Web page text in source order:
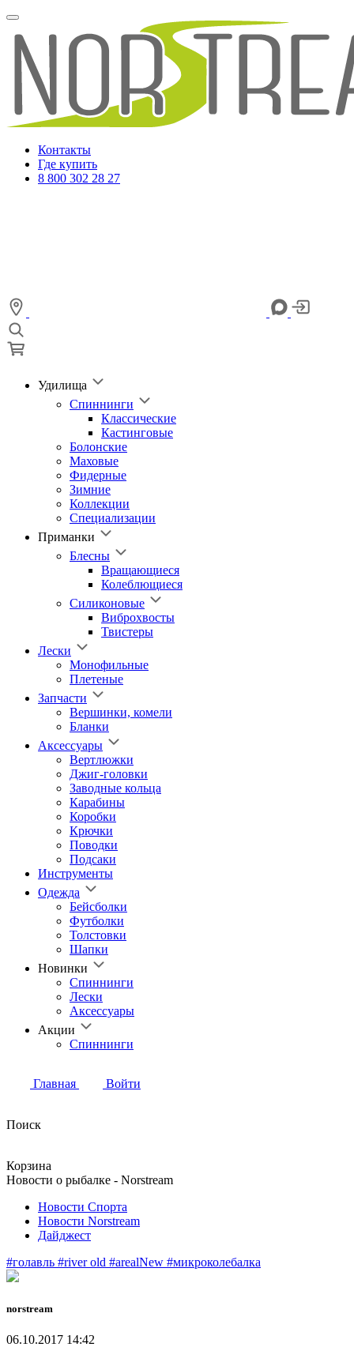
Контакты
Где купить
8 800 302 28 27
Удилища
Спиннинги
Классические
Кастинговые
Болонские
Маховые
Фидерные
Зимние
Коллекции
Специализации
Приманки
Блесны
Вращающиеся
Колеблющиеся
Силиконовые
Виброхвосты
Твистеры
Лески
Монофильные
Плетеные
Запчасти
Вершинки, комели
Бланки
Аксессуары
Вертлюжки
Джиг-головки
Заводные кольца
Карабины
Коробки
Крючки
Поводки
Подсаки
Инструменты
Одежда
Бейсболки
Футболки
Толстовки
Шапки
Новинки
Спиннинги
Лески
Аксессуары
Акции
Спиннинги
Главная Войти
Поиск
Корзина
Новости о рыбалке - Norstream
Новости Спорта
Новости Norstream
Дайджест
#голавль #river old #arealNew #микроколебалка
norstream
06.10.2017 14:42